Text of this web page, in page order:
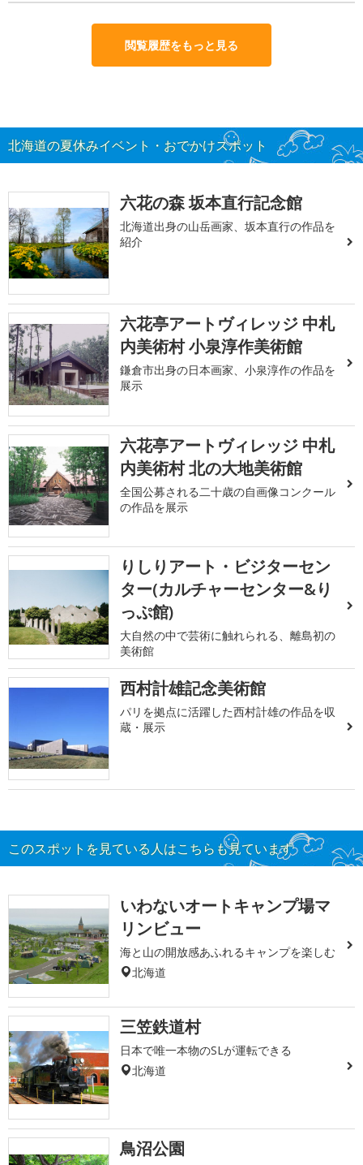
閲覧履歴をもっと見る
北海道の夏休みイベント・おでかけスポット
六花の森 坂本直行記念館
北海道出身の山岳画家、坂本直行の作品を
紹介
六花亭アートヴィレッジ 中札
内美術村 小泉淳作美術館
鎌倉市出身の日本画家、小泉淳作の作品を
展示
六花亭アートヴィレッジ 中札
内美術村 北の大地美術館
全国公募される二十歳の自画像コンクール
の作品を展示
りしりアート・ビジターセン
ター(カルチャーセンター&り
っぷ館)
大自然の中で芸術に触れられる、離島初の
美術館
西村計雄記念美術館
パリを拠点に活躍した西村計雄の作品を収
蔵・展示
このスポットを見ている人はこちらも見ています
いわないオートキャンプ場マ
リンビュー
海と山の開放感あふれるキャンプを楽しむ
北海道
三笠鉄道村
日本で唯一本物のSLが運転できる
北海道
鳥沼公園